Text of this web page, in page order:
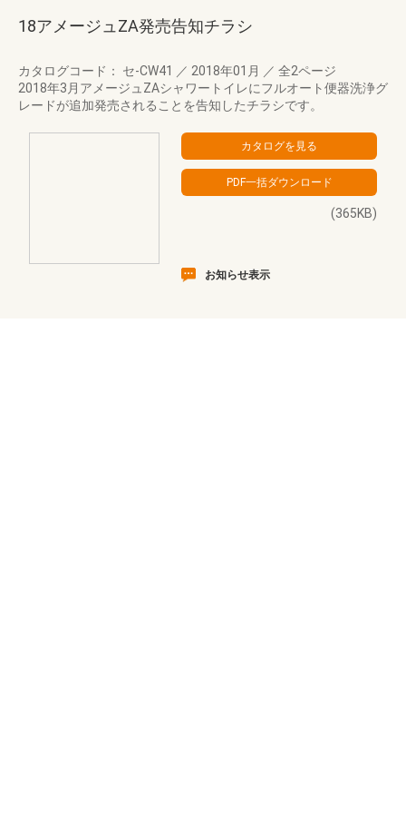
18アメージュZA発売告知チラシ
カタログコード： セ-CW41 ／ 2018年01月 ／ 全2ページ
2018年3月アメージュZAシャワートイレにフルオート便器洗浄グ
レードが追加発売されることを告知したチラシです。
(365KB)
お知らせ表示